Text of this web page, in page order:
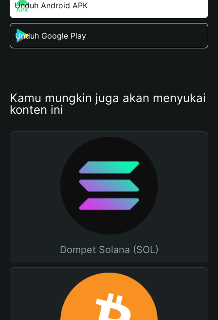
Unduh Android APK
Unduh Google Play
Kamu mungkin juga akan menyukai
konten ini
Dompet Solana (SOL)